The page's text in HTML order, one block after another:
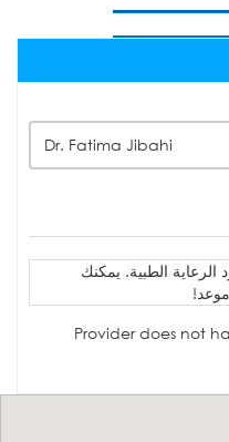
Dr. Fatima Jibahi
الرعاية الطبية. يمكنك
Provider does not